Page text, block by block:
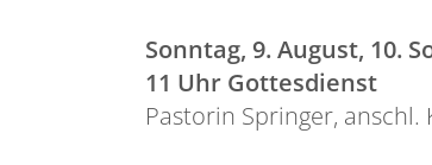
Sonntag, 9. August, 10.
11 Uhr Gottesdienst
Pastorin Springer, anschl.